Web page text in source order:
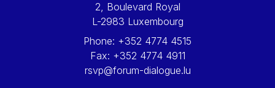
Wolfgang Ketterle
Yossi Beillin
Yves FRANCHET
2, Boulevard Royal
L-2983 Luxembourg
Phone: +352 4774 4515
Fax: +352 4774 4911
rsvp@forum-dialogue.lu